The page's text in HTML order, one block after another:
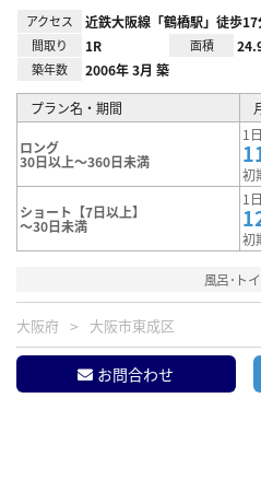
アクセス 近鉄大阪線「鶴橋駅」徒歩17
間取り 1R 面積
築年数 2006年 3月 築
プラン名・期間
ロング
30日以上～360日未満
1
初
ショート【7日以上】
～30日未満
1
初
風呂･ト
大阪府 大阪市東成区
お問合わせ